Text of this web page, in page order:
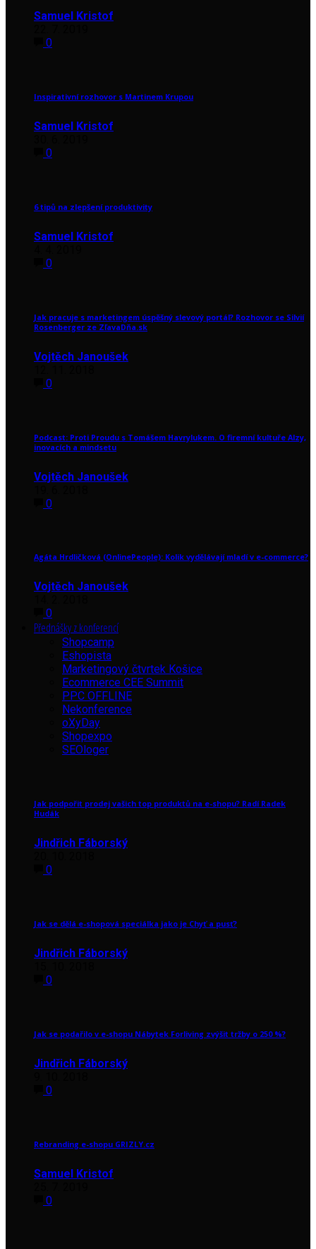
Samuel Kristof
0
Inspirativní rozhovor s Martinem Krupou
Samuel Kristof
0
6 tipů na zlepšení produktivity
Samuel Kristof
0
Jak pracuje s marketingem úspěšný slevový portál? Rozhovor se Silvií
Rosenberger ze ZľavaDňa.sk
Vojtěch Janoušek
0
Podcast: Proti Proudu s Tomášem Havrylukem. O firemní kultuře Alzy,
inovacích a mindsetu
Vojtěch Janoušek
0
Agáta Hrdličková (OnlinePeople): Kolik vydělávají mladí v e-commerce?
Vojtěch Janoušek
0
Přednášky z konferencí
Shopcamp
Eshopista
Marketingový čtvrtek Košice
Ecommerce CEE Summit
PPC OFFLINE
Nekonference
oXyDay
Shopexpo
SEOloger
Jak podpořit prodej vašich top produktů na e-shopu? Radí Radek
Hudák
Jindřich Fáborský
0
Jak se dělá e-shopová speciálka jako je Chyť a pusť?
Jindřich Fáborský
0
Jak se podařilo v e-shopu Nábytek Forliving zvýšit tržby o 250 %?
Jindřich Fáborský
0
Rebranding e-shopu GRIZLY.cz
Samuel Kristof
0